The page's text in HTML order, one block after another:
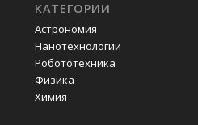
КАТЕГОРИИ
Астрономия
Нанотехнологии
Робототехника
Физика
Химия